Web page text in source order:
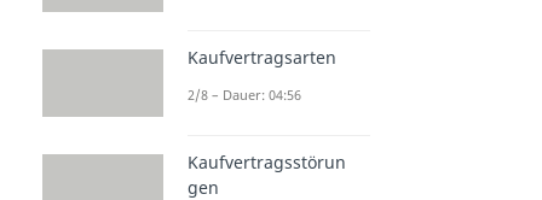
Kaufvertragsarten
2/8 – Dauer: 04:56
Kaufvertragsstörun
gen